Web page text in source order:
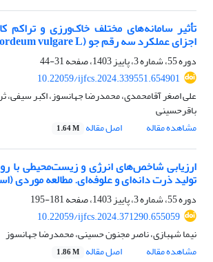
تأثیر سامانه‌های مختلف خاک‌ورزی و
اجزای عملکرد سه رقم جو (Hordeum vulgare L.)
دوره 55، شماره 3، پاییز 1403، صفحه
31-44
10.22059/ijfcs.2024.339551.654901
علی اصغر آقامحمدی، محمدرضا جهانسوز، اکبر سیفی،
باقرحسینی
مشاهده مقاله
اصل مقاله 1.64 M
ارزیابی شاخص‌های انرژی و زیست‌محیطی با
تولید ذرت دانه‌ای و علوفه‌ای. مطالعه موردی
دوره 55، شماره 3، پاییز 1403، صفحه
181-195
10.22059/ijfcs.2024.371290.655059
نیما شهبازی، ناصر مجنون حسینی، محمدرضا جهانسوز
مشاهده مقاله
اصل مقاله 1.86 M